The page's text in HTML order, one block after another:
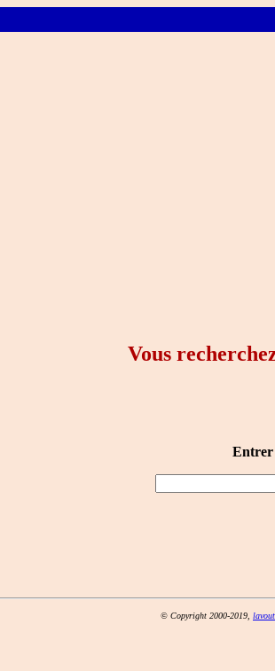
Vous
Entrer
© Copyright 2000-2019,